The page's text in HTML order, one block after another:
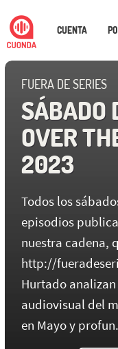
CUENTA
FUERA DE SERIES
SÁBADO
OVER
2023
Todos los
episodios
nuestra cadena,
http://
Hurtado
audiovisual del
en Mayo y